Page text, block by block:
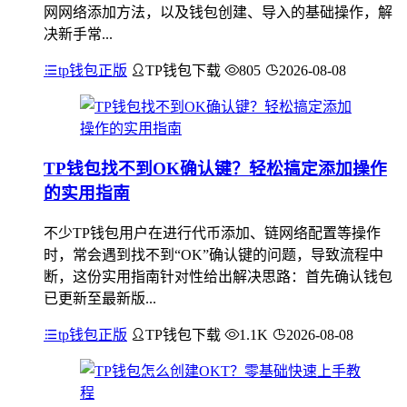
网网络添加方法，以及钱包创建、导入的基础操作，解
决新手常...
tp钱包正版 TP钱包下载 805 2026-08-08
TP钱包找不到OK确认键？轻松搞定添加操作
的实用指南
不少TP钱包用户在进行代币添加、链网络配置等操作
时，常会遇到找不到“OK”确认键的问题，导致流程中
断，这份实用指南针对性给出解决思路：首先确认钱包
已更新至最新版...
tp钱包正版 TP钱包下载 1.1K 2026-08-08